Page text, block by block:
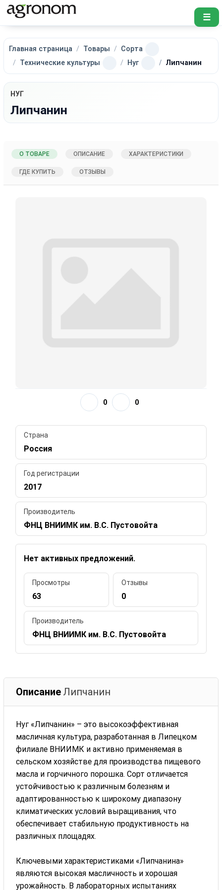
☰
Главная страница Товары
Сорта
Технические культуры
Нуг Липчанин
НУГ
Липчанин
О ТОВАРЕ ОПИСАНИЕ ХАРАКТЕРИСТИКИ
ГДЕ КУПИТЬ ОТЗЫВЫ
0 0
Страна
Россия
Год регистрации
2017
Производитель
ФНЦ ВНИИМК им. В.С. Пустовойта
Нет активных предложений.
Просмотры
63
Отзывы
0
Производитель
ФНЦ ВНИИМК им. В.С. Пустовойта
Описание Липчанин
Нуг «Липчанин» – это высокоэффективная
масличная культура, разработанная в Липецком
филиале ВНИИМК и активно применяемая в
сельском хозяйстве для производства пищевого
масла и горчичного порошка. Сорт отличается
устойчивостью к различным болезням и
адаптированностью к широкому диапазону
климатических условий выращивания, что
обеспечивает стабильную продуктивность на
различных площадях.
Ключевыми характеристиками «Липчанина»
являются высокая масличность и хорошая
урожайность. В лабораторных испытаниях